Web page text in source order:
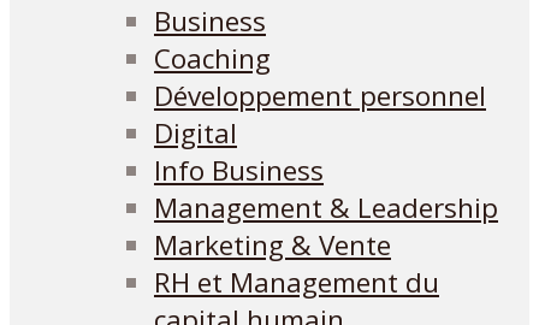
Business
Coaching
Développement personnel
Digital
Info Business
Management & Leadership
Marketing & Vente
RH et Management du